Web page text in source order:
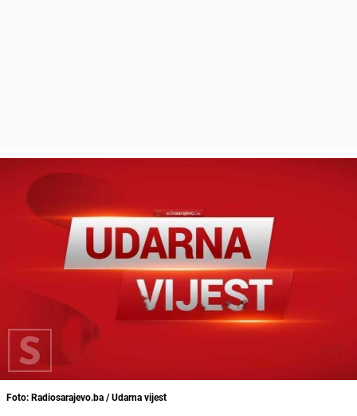
Foto: Radiosarajevo.ba / Udarna vijest